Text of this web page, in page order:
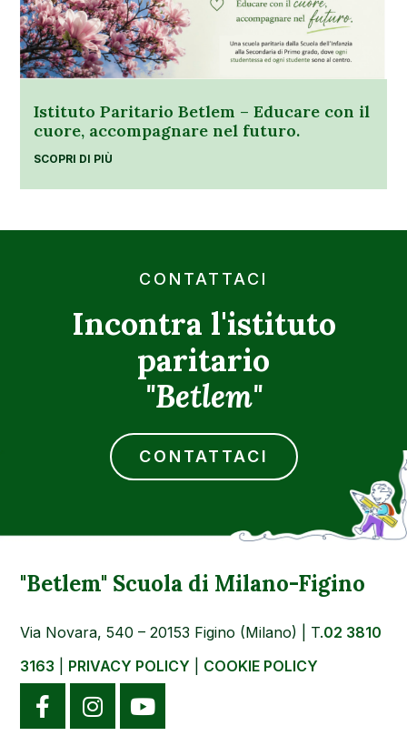
Istituto Paritario Betlem – Educare con il
cuore, accompagnare nel futuro.
SCOPRI DI PIÙ
CONTATTACI
Incontra l'istituto
paritario
"Betlem"
CONTATTACI
"Betlem" Scuola di Milano-Figino
Via Novara, 540 – 20153 Figino (Milano) | T.02 3810
3163
PRIVACY POLICY COOKIE POLICY